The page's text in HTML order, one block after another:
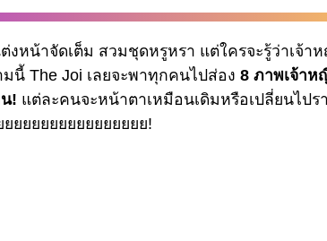
งหน้าจัดเต็ม สวมชุดหรูหรา แต่ใครจะรู้ว่าเจ้า
นี้ The Joi เลยจะพาทุกคนไปส่อง 8 ภาพเจ้า
! แต่ละคนจะหน้าตาเหมือนเดิมหรือเปลี่ยนไปร
ยยยยยยยยยยยยยยย!